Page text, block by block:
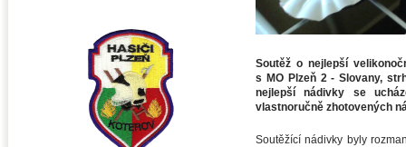
Soutěž o nejlepší
s MO Plzeň 2 - Slovany,
nejlepší nádivky se
vlastnoručně zhotovených
Soutěžící nádivky byly